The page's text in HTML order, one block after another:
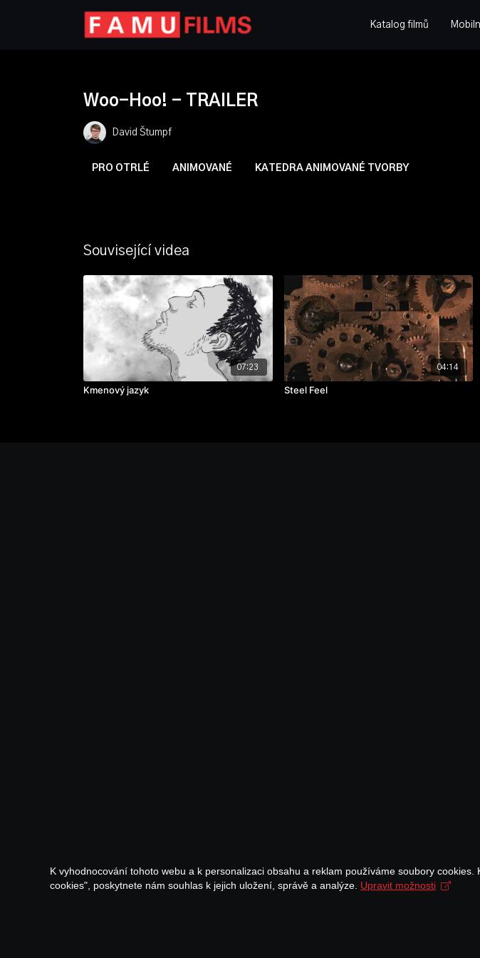
Katalog filmů
Woo-Hoo! - TRAILER
David Štumpf
PRO OTRLÉ ANIMOVANÉ KATEDRA ANIMOVANÉ TVORBY
Související videa
07:23
Kmenový jazyk
04:14
Steel Feel
K vyhodnocování tohoto webu a k personalizaci obsahu a reklam používáme soubory cookies.
cookies", poskytnete nám souhlas k jejich uložení, správě a analýze. Upravit možnosti